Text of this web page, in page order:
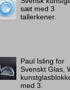
sæt med 3
tallerkener.
Paul Isling for
Svenskt Glas,
med 3.